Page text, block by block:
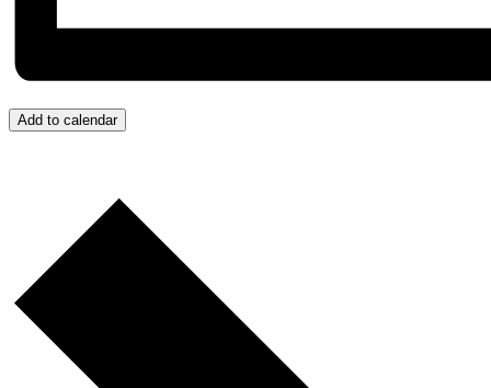
Add to calendar